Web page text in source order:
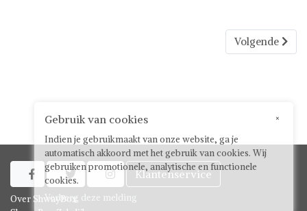
Volgende
   Klantenservice
Over ShwayBox
×
Gebruik van cookies
Indien je gebruikmaakt van onze website, ga je
automatisch akkoord met het gebruik van cookies. Wij
gebruiken promotionele, analytische en functionele
cookies.
Verberg deze melding